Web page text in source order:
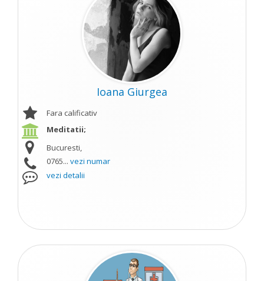
Ioana Giurgea
Fara calificativ
Meditatii;
Bucuresti,
0765... vezi numar
vezi detalii